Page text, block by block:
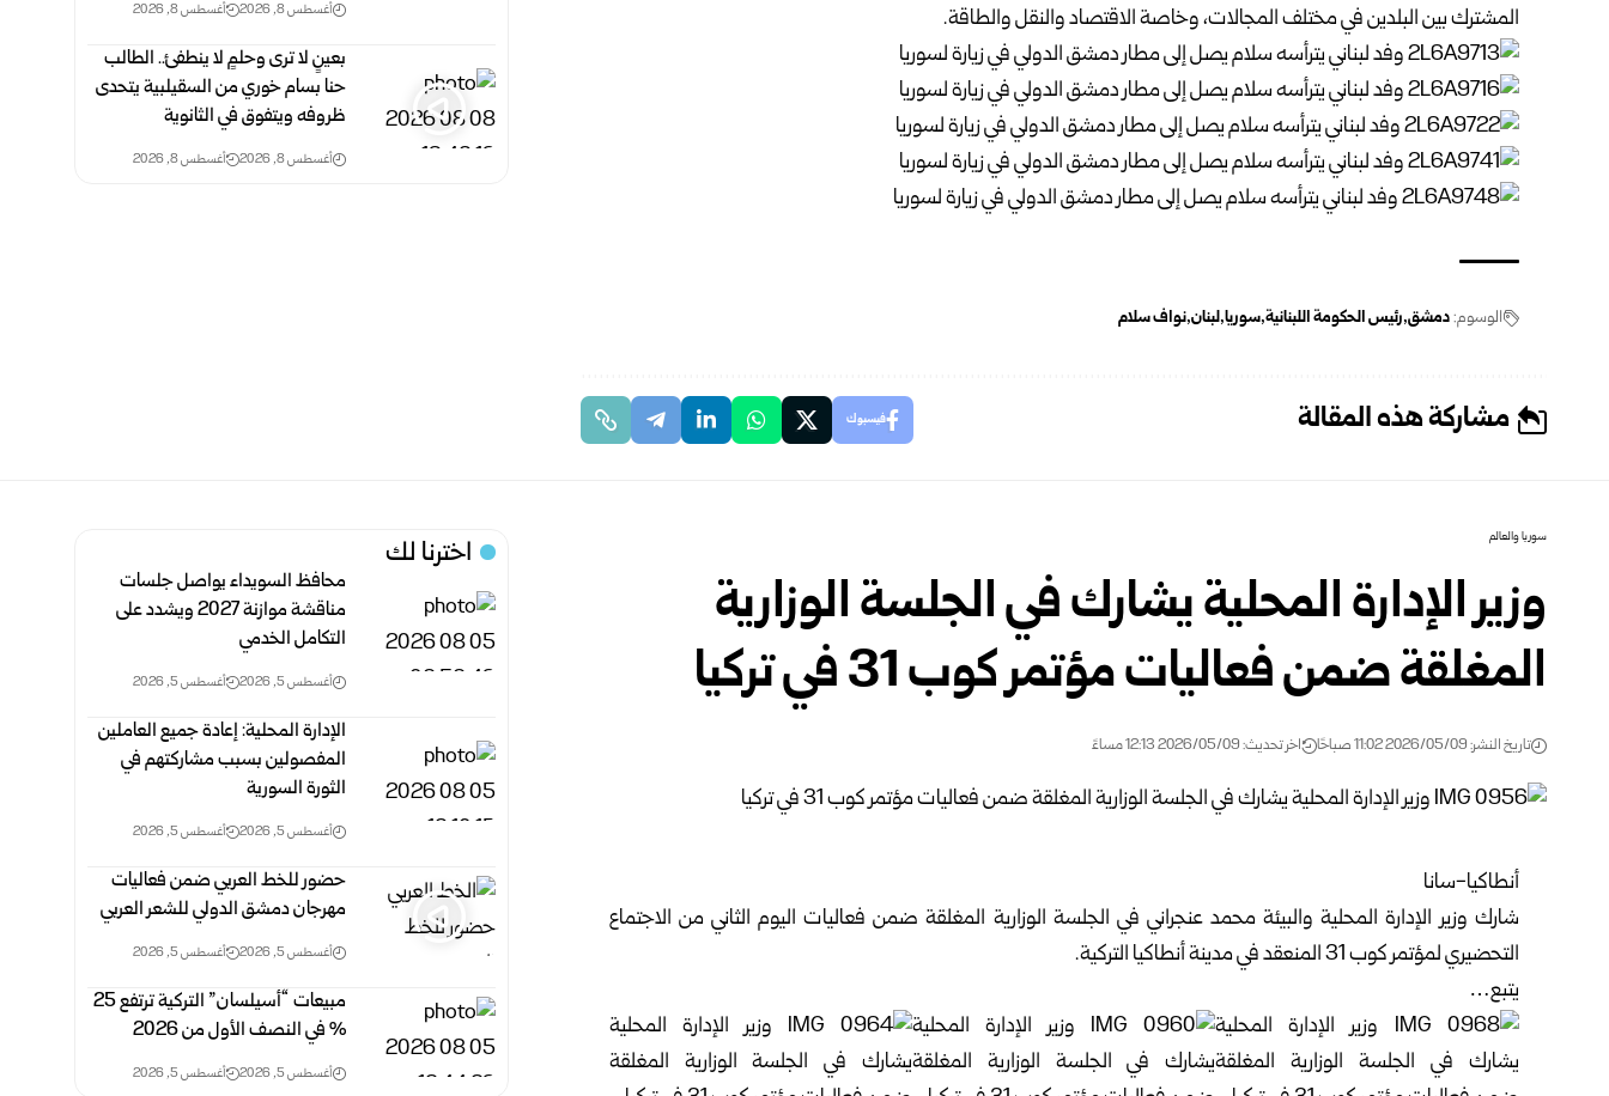
المشترك بين البلدين في مختلف المجالات، وخاصة الاقتصاد والنقل والطاقة.
الوسوم:دمشق رئيس الحكومة اللبنانية سوريا لبنان نواف سلام
مشاركة هذه المقالة فيسبوك
أغسطس 8, 2026 أغسطس 8, 2026
بعينٍ لا ترى وحلمٍ لا ينطفئ.. الطالب
حنا بسام خوري من السقيلبية يتحدى
ظروفه ويتفوق في الثانوية
أغسطس 8, 2026 أغسطس 8, 2026
سوريا والعالم
وزير الإدارة المحلية يشارك في الجلسة الوزارية
المغلقة ضمن فعاليات مؤتمر كوب 31 في تركيا
تاريخ النشر: 2026/05/09 11:02 صباحًا اخر تحديث: 2026/05/09 12:13 مساءً
أنطاكيا-سانا
شارك وزير الإدارة المحلية والبيئةمحمد عنجراني في الجلسة الوزارية المغلقة ضمن فعاليات اليوم الثاني من الاجتماع
التحضيري لمؤتمر كوب 31 المنعقد في مدينة أنطاكيا التركية.
يتبع…
اخترنا لك
محافظ السويداء يواصل جلسات
مناقشة موازنة 2027 ويشدد على
التكامل الخدمي
أغسطس 5, 2026 أغسطس 5, 2026
الإدارة المحلية: إعادة جميع العاملين
المفصولين بسبب مشاركتهم في
الثورة السورية
أغسطس 5, 2026 أغسطس 5, 2026
حضور للخط العربي ضمن فعاليات
مهرجان دمشق الدولي للشعر العربي
أغسطس 5, 2026 أغسطس 5, 2026
مبيعات “أسيلسان” التركية ترتفع 25
% في النصف الأول من 2026
أغسطس 5, 2026 أغسطس 5, 2026